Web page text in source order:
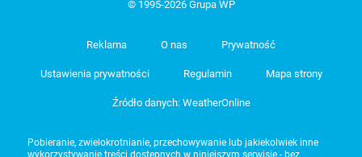
© 1995-2026 Grupa WP
Reklama O nas Prywatność
Ustawienia prywatności Regulamin Mapa strony
Źródło danych: WeatherOnline
Pobieranie, zwielokrotnianie, przechowywanie lub jakiekolwiek inne
wykorzystywanie treści dostępnych w niniejszym serwisie - bez